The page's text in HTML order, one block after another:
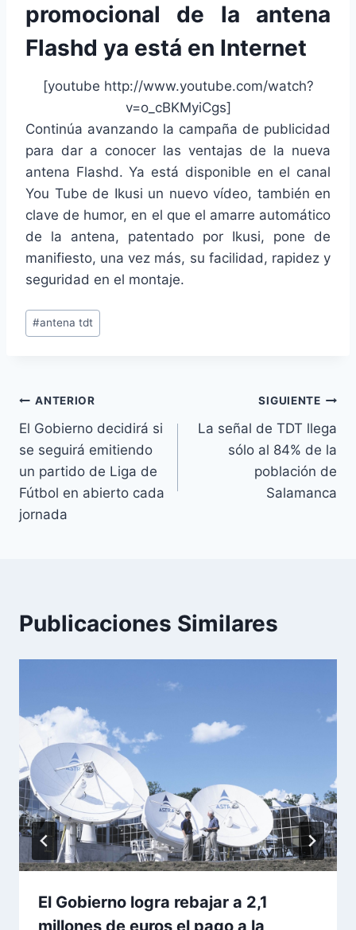
promocional de la antena
Flashd ya está en Internet
[youtube http://www.youtube.com/watch?
v=o_cBKMyiCgs]
Continúa avanzando la campaña de publicidad
para dar a conocer las ventajas de la nueva
antena Flashd. Ya está disponible en el canal
You Tube de Ikusi un nuevo vídeo, también en
clave de humor, en el que el amarre automático
de la antena, patentado por Ikusi, pone de
manifiesto, una vez más, su facilidad, rapidez y
seguridad en el montaje.
Etiquetas
de
#antena tdt
Navegación
de
entradas
ANTERIOR
El Gobierno decidirá si
se seguirá emitiendo
un partido de Liga de
Fútbol en abierto cada
jornada
SIGUIENTE
La señal de TDT llega
sólo al 84% de la
población de
Salamanca
Publicaciones Similares
El Gobierno logra rebajar a 2,1